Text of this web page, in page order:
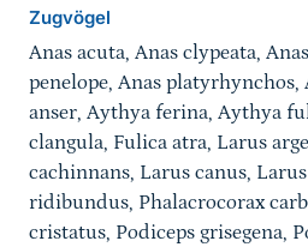
Zugvögel
Anas acuta, Anas clypeata,
penelope, Anas platyrhynchos,
anser, Aythya ferina, Aythya
clangula, Fulica atra, Larus
cachinnans, Larus canus,
ridibundus, Phalacrocorax
cristatus, Podiceps grisegena,